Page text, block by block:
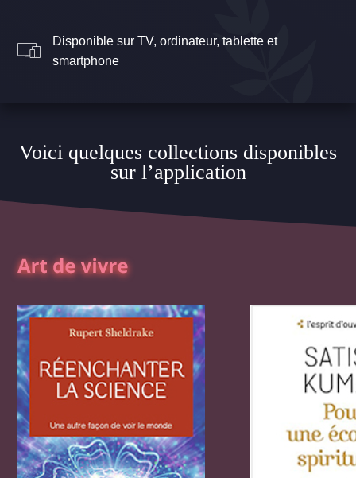
Disponible sur TV, ordinateur, tablette et
smartphone
Voici quelques collections disponibles
sur l’application